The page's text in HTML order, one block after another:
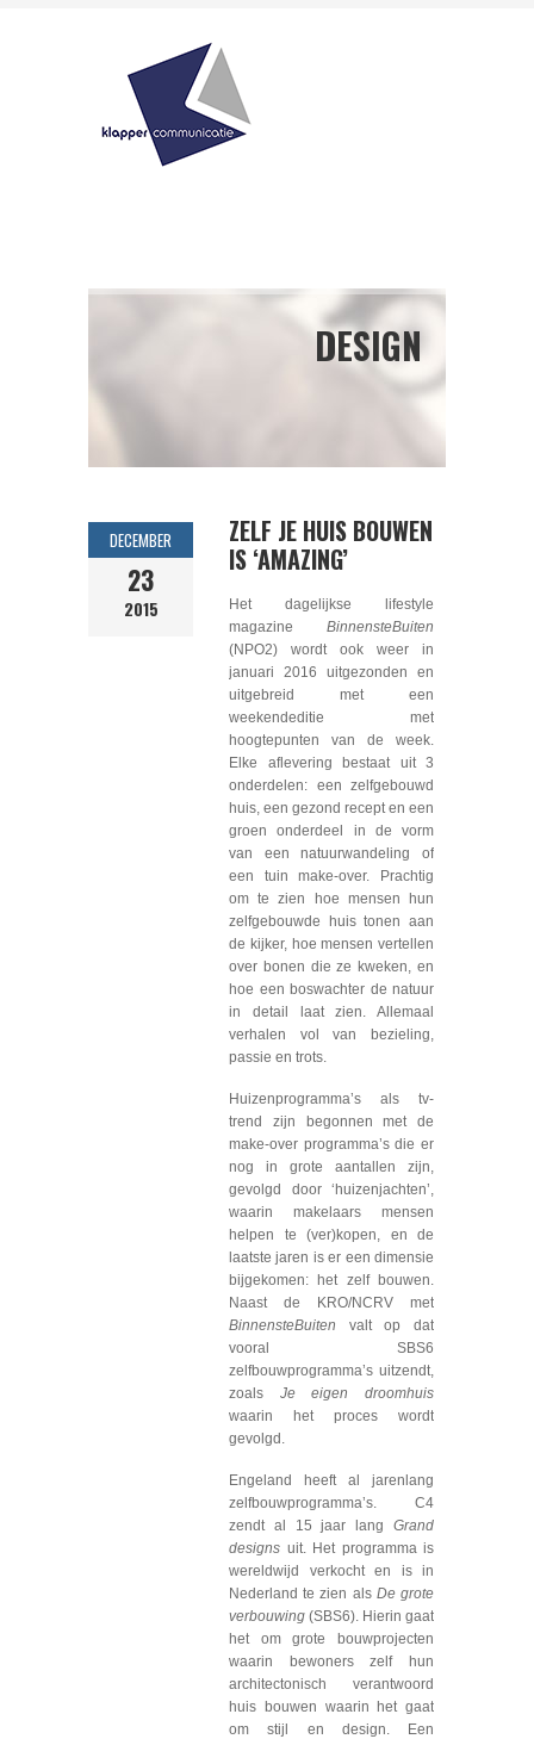
DESIGN
DECEMBER
23
2015
ZELF JE HUIS BOUWEN
IS ‘AMAZING’
Het dagelijkse lifestyle
magazine BinnensteBuiten
(NPO2) wordt ook weer in
januari 2016 uitgezonden en
uitgebreid met een
weekendeditie met
hoogtepunten van de week.
Elke aflevering bestaat uit 3
onderdelen: een zelfgebouwd
huis, een gezond recept en een
groen onderdeel in de vorm
van een natuurwandeling of
een tuin make-over. Prachtig
om te zien hoe mensen hun
zelfgebouwde huis tonen aan
de kijker, hoe mensen vertellen
over bonen die ze kweken, en
hoe een boswachter de natuur
in detail laat zien. Allemaal
verhalen vol van bezieling,
passie en trots.
Huizenprogramma’s als tv-
trend zijn begonnen met de
make-over programma’s die er
nog in grote aantallen zijn,
gevolgd door ‘huizenjachten’,
waarin makelaars mensen
helpen te (ver)kopen, en de
laatste jaren is er een dimensie
bijgekomen: het zelf bouwen.
Naast de KRO/NCRV met
BinnensteBuiten valt op dat
vooral SBS6
zelfbouwprogramma’s uitzendt,
zoals Je eigen droomhuis
waarin het proces wordt
gevolgd.
Engeland heeft al jarenlang
zelfbouwprogramma’s. C4
zendt al 15 jaar lang Grand
designs uit. Het programma is
wereldwijd verkocht en is in
Nederland te zien als De grote
verbouwing (SBS6). Hierin gaat
het om grote bouwprojecten
waarin bewoners zelf hun
architectonisch verantwoord
huis bouwen waarin het gaat
om stijl en design. Een